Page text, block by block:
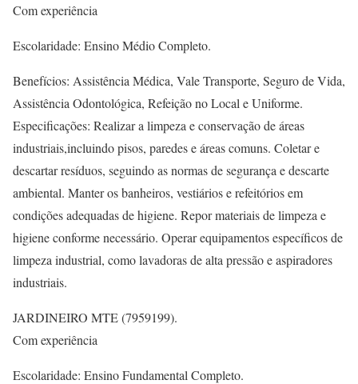
Com experiência
Escolaridade: Ensino Médio Completo.
Benefícios: Assistência Médica, Vale Transporte, Seguro de Vida,
Assistência Odontológica, Refeição no Local e Uniforme.
Especificações: Realizar a limpeza e conservação de áreas
industriais,incluindo pisos, paredes e áreas comuns. Coletar e
descartar resíduos, seguindo as normas de segurança e descarte
ambiental. Manter os banheiros, vestiários e refeitórios em
condições adequadas de higiene. Repor materiais de limpeza e
higiene conforme necessário. Operar equipamentos específicos de
limpeza industrial, como lavadoras de alta pressão e aspiradores
industriais.
JARDINEIRO MTE (7959199).
Com experiência
Escolaridade: Ensino Fundamental Completo.